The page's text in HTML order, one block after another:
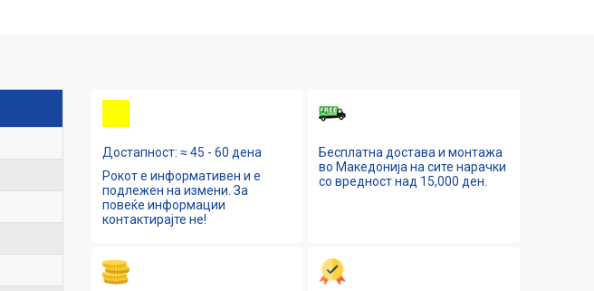
Достапност: ≈ 45 - 60 дена
Рокот е информативен и е
подлежен на измени. За
повеќе информации
контактирајте не!
Бесплатна достава и монтажа
во Македонија на сите нарачки
со вредност над 15,000 ден.